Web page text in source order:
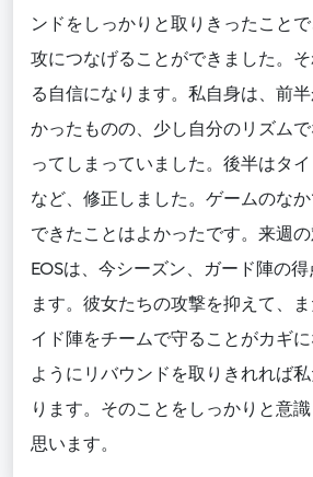
ンドをしっかりと取りきったこと
攻につなげることができました。
る自信になります。私自身は、前
かったものの、少し自分のリズム
ってしまっていました。後半はタ
など、修正しました。ゲームのな
できたことはよかったです。来週
EOSは、今シーズン、ガード陣の
ます。彼女たちの攻撃を抑えて、
イド陣をチームで守ることがカギ
ようにリバウンドを取りきれれば
ります。そのことをしっかりと意
思います。